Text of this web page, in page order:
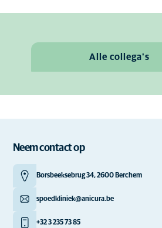
Alle collega's
Neem contact op
Borsbeeksebrug 34, 2600 Berchem
spoedkliniek@anicura.be
+32 3 235 73 85